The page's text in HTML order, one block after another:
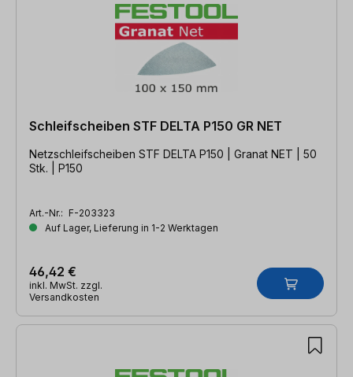
Schleifscheiben STF DELTA P150 GR NET
Netzschleifscheiben STF DELTA P150 | Granat NET | 50
Stk. | P150
Art.-Nr.: F-203323
Auf Lager, Lieferung in 1-2 Werktagen
46,42 €
inkl. MwSt. zzgl.
Versandkosten